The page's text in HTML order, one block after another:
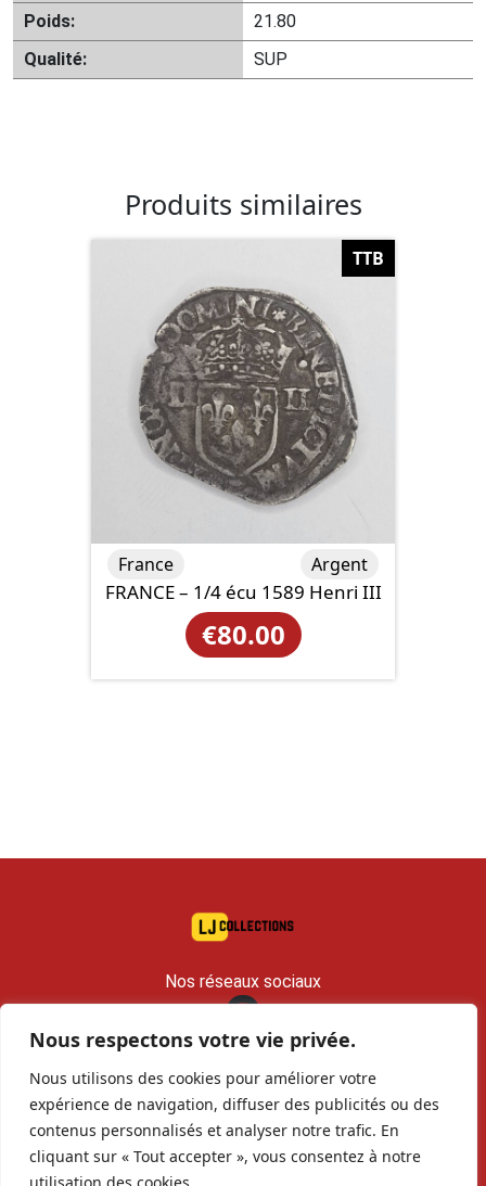
Nous respectons votre vie privée.
Nous utilisons des cookies pour améliorer votre
expérience de navigation, diffuser des publicités ou des
contenus personnalisés et analyser notre trafic. En
cliquant sur « Tout accepter », vous consentez à notre
Poids:
21.80
Qualité:
SUP
Produits similaires
TTB
FRANCE – 1/4 écu 1589 Henri III
€80.00
France Argent
Nos réseaux sociaux
contact@lj-collections.com
RCS 979 374 147 Romans
Vous voulez
vendre ?
Contact Archives